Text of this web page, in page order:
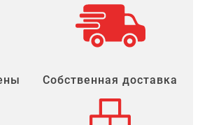
Собственная доставка